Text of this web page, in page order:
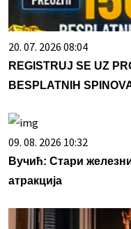
20. 07. 2026 08:04
REGISTRUJ SE UZ
BESPLATNIH
09. 08. 2026 10:32
Вучић: Стари
атракција